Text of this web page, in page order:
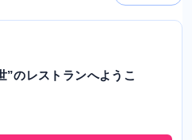
”のレストランへようこ